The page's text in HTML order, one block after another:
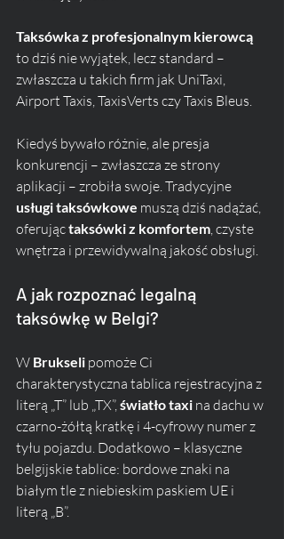
Taksówka z profesjonalnym kierowcą
to dziś nie wyjątek, lecz standard –
zwłaszcza u takich firm jak UniTaxi,
Airport Taxis, TaxisVerts czy Taxis Bleus.
Kiedyś bywało różnie, ale presja
konkurencji – zwłaszcza ze strony
aplikacji – zrobiła swoje. Tradycyjne
usługi taksówkowe muszą dziś nadążać,
oferując taksówki z komfortem, czyste
wnętrza i przewidywalną jakość obsługi.
A jak rozpoznać legalną
taksówkę w Belgi?
W Brukseli pomoże Ci
charakterystyczna tablica rejestracyjna z
literą „T” lub „TX”, światło taxi na dachu w
czarno-żółtą kratkę i 4-cyfrowy numer z
tyłu pojazdu. Dodatkowo – klasyczne
belgijskie tablice: bordowe znaki na
białym tle z niebieskim paskiem UE i
literą „B”.